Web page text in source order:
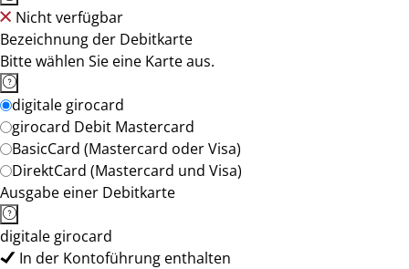
Nicht verfügbar
Bezeichnung der Debitkarte
Bitte wählen Sie eine Karte aus.
digitale girocard
girocard Debit Mastercard
BasicCard (Mastercard oder Visa)
DirektCard (Mastercard und Visa)
Ausgabe einer Debitkarte
digitale girocard
In der Kontoführung enthalten